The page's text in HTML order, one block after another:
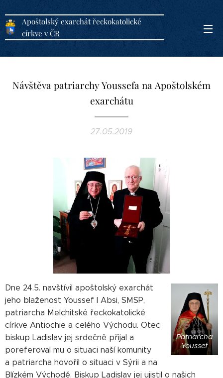
Apoštolský exarchát řeckokatolické
církve v ČR
Návštěva patriarchy Youssefa na Apoštolském
exarchátu
27.05.2019
Patriarcha
Youssef
Dne 24.5. navštívil apoštolský exarchát
jeho blaženost Youssef I Absi, SMSP,
patriarcha Melchitské řeckokatolické
církve Antiochie a celého Východu. Otec
biskup Ladislav jej srdečně přijal a
poreferoval mu o situaci naší komunity
a patriarcha hovořil o situaci v Sýrii a na
Blízkém Východě. Biskup Ladislav jej ujistil o našich